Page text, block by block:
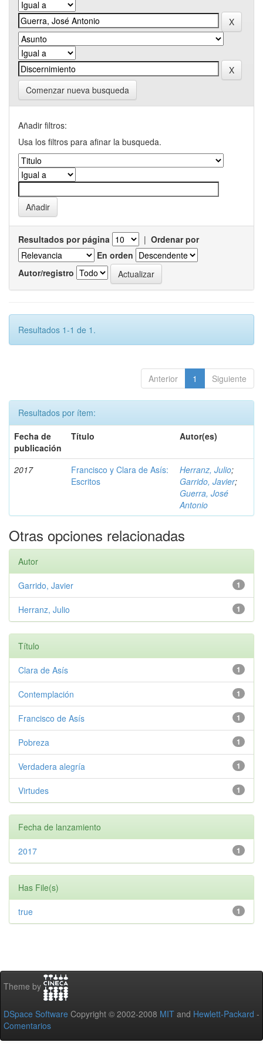
Comenzar nueva busqueda
Añadir filtros:
Usa los filtros para afinar la busqueda.
Resultados por página | Ordenar por
En orden
Autor/registro
Resultados 1-1 de 1.
Anterior 1 Siguiente
Resultados por ítem:
Fecha de
publicación
Título Autor(es)
2017
Francisco y Clara de Asís:
Escritos
Herranz, Julio;
Garrido, Javier;
Guerra, José
Antonio
Otras opciones relacionadas
Autor
1
Garrido, Javier
1
Herranz, Julio
Título
1
Clara de Asís
1
Contemplación
1
Francisco de Asís
1
Pobreza
1
Verdadera alegría
1
Virtudes
Fecha de lanzamiento
1
2017
Has File(s)
1
true
Theme by
DSpace Software Copyright © 2002-2008 MIT and Hewlett-Packard -
Comentarios